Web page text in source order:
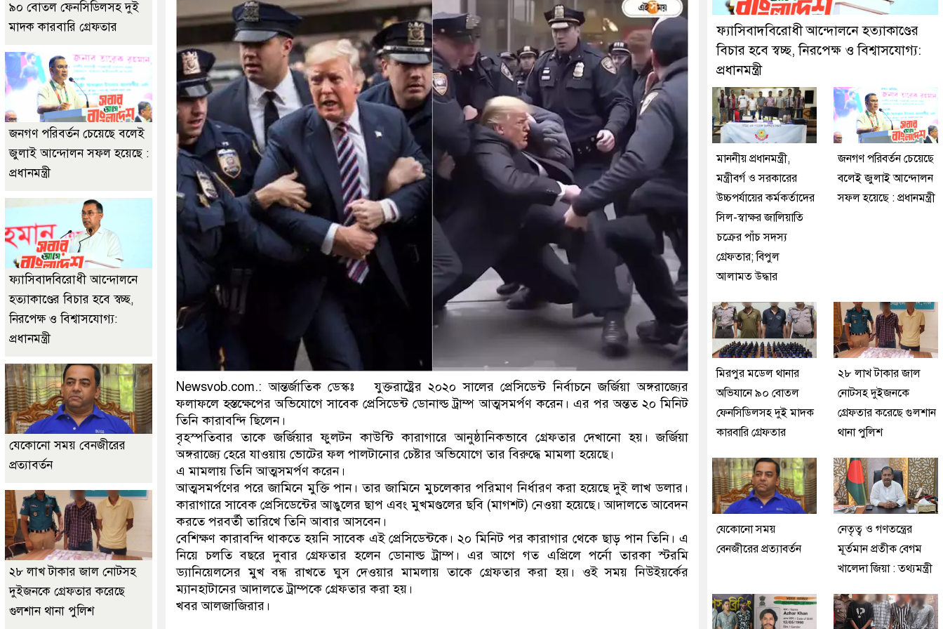
ডাকাতির প্রস্তুতিকালে দুইজনকে গ্রেফতার করেছে মিরপুর মডেল থানা পুলিশ
Newsvob.com.: আন্তর্জাতিক ডেস্কঃ যুক্তরাষ্ট্রের ২০২০ সালের প্রেসিডেন্ট নির্বাচনে জর্জিয়া অঙ্গরাজ্যের
ফলাফলে হস্তক্ষেপের অভিযোগে সাবেক প্রেসিডেন্ট ডোনাল্ড ট্রাম্প আত্মসমর্পণ করেন। এর পর অন্তত ২০ মিনিট
তিনি কারাবন্দি ছিলেন।
বৃহস্পতিবার তাকে জর্জিয়ার ফুলটন কাউন্টি কারাগারে আনুষ্ঠানিকভাবে গ্রেফতার দেখানো হয়। জর্জিয়া
অঙ্গরাজ্যে হেরে যাওয়ায় ভোটের ফল পালটানোর চেষ্টার অভিযোগে তার বিরুদ্ধে মামলা হয়েছে।
এ মামলায় তিনি আত্মসমর্পণ করেন।
আত্মসমর্পণের পরে জামিনে মুক্তি পান। তার জামিনে মুচলেকার পরিমাণ নির্ধারণ করা হয়েছে দুই লাখ ডলার।
কারাগারে সাবেক প্রেসিডেন্টের আঙুলের ছাপ এবং মুখমণ্ডলের ছবি (মাগশট) নেওয়া হয়েছে। আদালতে আবেদন
করতে পরবর্তী তারিখে তিনি আবার আসবেন।
বেশিক্ষণ কারাবন্দি থাকতে হয়নি সাবেক এই প্রেসিডেন্টকে। ২০ মিনিট পর কারাগার থেকে ছাড় পান তিনি। এ
নিয়ে চলতি বছরে দুবার গ্রেফতার হলেন ডোনাল্ড ট্রাম্প। এর আগে গত এপ্রিলে পর্নো তারকা স্টরমি
ড্যানিয়েলসের মুখ বন্ধ রাখতে ঘুস দেওয়ার মামলায় তাকে গ্রেফতার করা হয়। ওই সময় নিউইয়র্কের
ম্যানহাটানের আদালতে ট্রাম্পকে গ্রেফতার করা হয়।
খবর আলজাজিরার।
৯০ বোতল ফেনসিডিলসহ দুই
মাদক কারবারি গ্রেফতার
জনগণ পরিবর্তন চেয়েছে বলেই
জুলাই আন্দোলন সফল হয়েছে :
প্রধানমন্ত্রী
ফ্যাসিবাদবিরোধী আন্দোলনে
হত্যাকাণ্ডের বিচার হবে স্বচ্ছ,
নিরপেক্ষ ও বিশ্বাসযোগ্য:
প্রধানমন্ত্রী
যেকোনো সময় বেনজীরের
প্রত্যাবর্তন
২৮ লাখ টাকার জাল নোটসহ
দুইজনকে গ্রেফতার করেছে
গুলশান থানা পুলিশ
ফ্যাসিবাদবিরোধী আন্দোলনে হত্যাকাণ্ডের
বিচার হবে স্বচ্ছ, নিরপেক্ষ ও বিশ্বাসযোগ্য:
প্রধানমন্ত্রী
মাননীয় প্রধানমন্ত্রী,
মন্ত্রীবর্গ ও সরকারের
উচ্চপর্যায়ের কর্মকর্তাদের
সিল-স্বাক্ষর জালিয়াতি
চক্রের পাঁচ সদস্য
গ্রেফতার; বিপুল
আলামত উদ্ধার
জনগণ পরিবর্তন চেয়েছে
বলেই জুলাই আন্দোলন
সফল হয়েছে : প্রধানমন্ত্রী
মিরপুর মডেল থানার
অভিযানে ৯০ বোতল
ফেনসিডিলসহ দুই মাদক
কারবারি গ্রেফতার
২৮ লাখ টাকার জাল
নোটসহ দুইজনকে
গ্রেফতার করেছে গুলশান
থানা পুলিশ
যেকোনো সময়
বেনজীরের প্রত্যাবর্তন
নেতৃত্ব ও গণতন্ত্রের
মূর্তমান প্রতীক বেগম
খালেদা জিয়া : তথ্যমন্ত্রী